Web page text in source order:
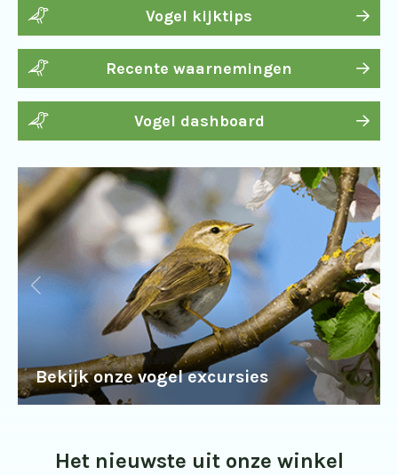
Vogel kijktips
Recente waarnemingen
Vogel dashboard
Bekijk onze vogel excursies
Het nieuwste uit onze winkel